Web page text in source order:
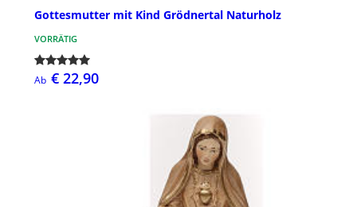
Gottesmutter mit Kind Grödnertal Naturholz
VORRÄTIG
Ab € 22,90